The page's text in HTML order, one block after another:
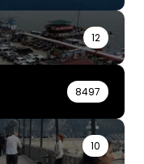
12
8497
10